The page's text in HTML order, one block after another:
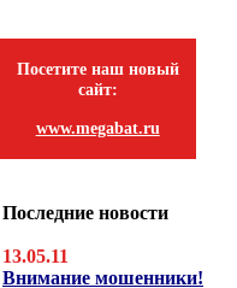
Посетите наш новый
сайт:
www.megabat.ru
Последние новости
13.05.11
Внимание мошенники!